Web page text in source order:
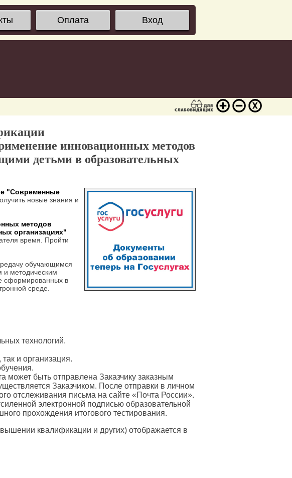
Оплата Вход
инновационных методов
детьми в образовательных
"Современные
новые знания и
методов
организациях"
время. Пройти
обучающимся
и методическим
сформированных в
среде.
технологий.
и организация.
может быть отправлена Заказчику заказным
Заказчиком. После отправки в личном
отслеживания письма на сайте «Почта России».
электронной подписью образовательной
прохождения итогового тестирования.
квалификации и других) отображается в